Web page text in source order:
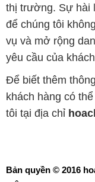
thị trường. Sự hài
để chúng tôi
vụ và mở rộng
yêu cầu của
Để biết thêm
khách hàng có
tôi tại địa chỉ
Bản quyền © 2016